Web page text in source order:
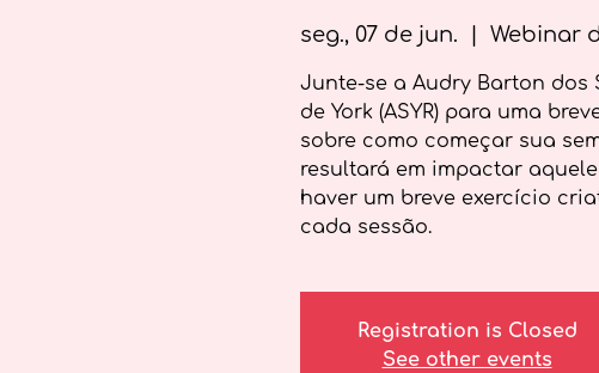
seg., 07 de jun. Webinar
Junte-se a Audry Barton dos
de York (ASYR) para uma
sobre como começar sua
resultará em impactar
haver um breve exercício
cada sessão.
Registration is Closed
See other events